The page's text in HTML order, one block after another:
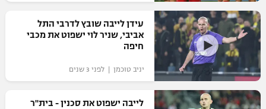
רשיון להקרנה פומבית לבית עסק
הצטרפות לחבילת הערוצים
לוח דרושים – ג'ובנט
תגיות
עידן לייבה שובץ לדרבי התל
אביבי, שניר לוי ישפוט את מכבי
חיפה
יניב טוכמן | לפני 3 שנים
לייבה ישפוט את סכנין - בית"ר